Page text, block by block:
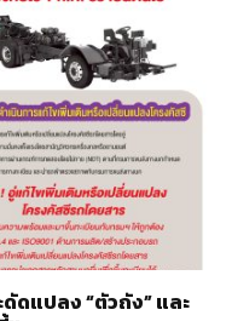
ดแปลง “ตัวถัง” และ